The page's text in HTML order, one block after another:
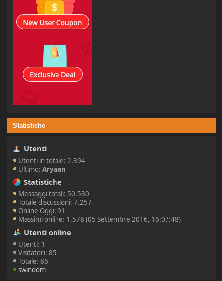
Statistiche
Utenti
Utenti in totale: 2.394
Ultimo:Aryaan
Statistiche
Messaggi totali: 50.530
Totale discussioni: 7.257
Online Oggi: 91
Massimi online: 1.578 (05 Settembre 2016, 16:07:48)
Utenti online
Utenti: 1
Visitatori: 85
Totale: 86
swindom